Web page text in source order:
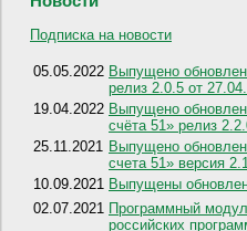
Подписка на новости
05.05.2022 Выпущено
релиз 2.0.5 от
19.04.2022 Выпущено
счёта 51» релиз
25.11.2021 Выпущено
счета 51» версия
10.09.2021 Выпущены
02.07.2021 Программный
российских